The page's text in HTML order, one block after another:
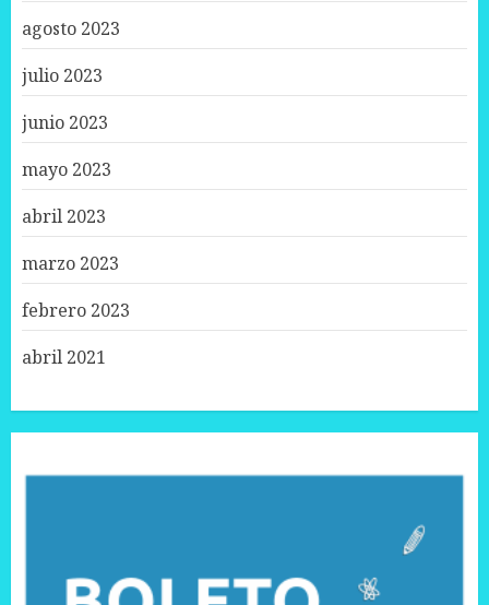
agosto 2023
julio 2023
junio 2023
mayo 2023
abril 2023
marzo 2023
febrero 2023
abril 2021